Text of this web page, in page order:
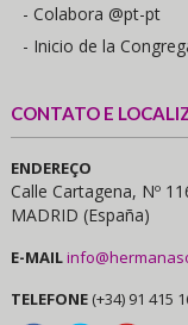
- Colabora @pt-pt
- Inicio de la
CONTATO E
ENDEREÇO
Calle Cartagena, Nº
MADRID (España)
E-MAIL
TELEFONE (+34) 91 415